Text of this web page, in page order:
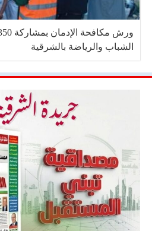
الشباب والرياضة بالشرقية